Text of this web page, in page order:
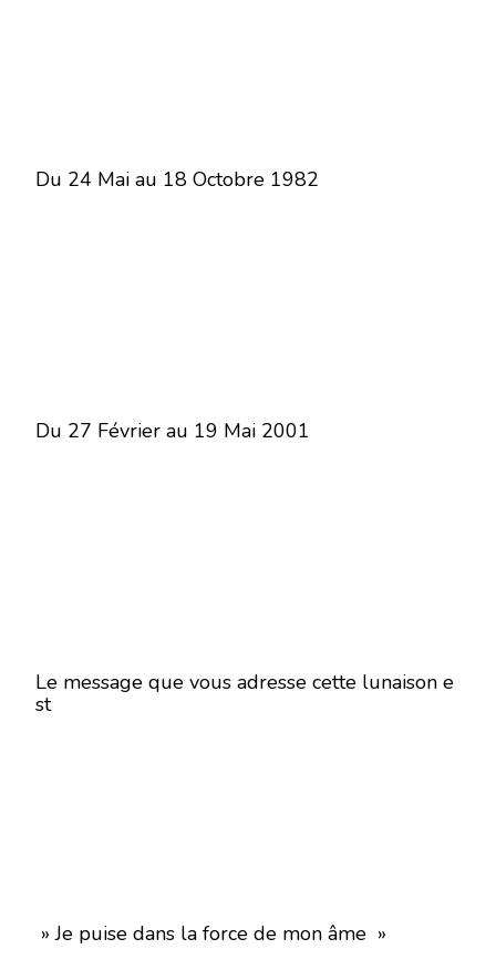
Du 24 Mai au 18 Octobre 1982
Du 27 Février au 19 Mai 2001
Le message que vous adresse cette lunaison e
st
» Je puise dans la force de mon âme »